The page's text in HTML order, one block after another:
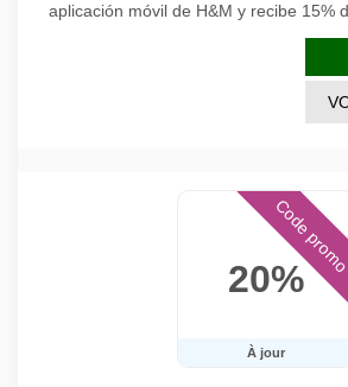
aplicación móvil de H&M y recibe 15%
20%
À jour
Code